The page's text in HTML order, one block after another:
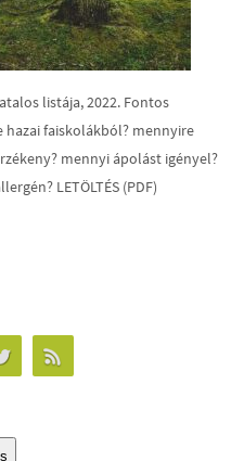
listája, 2022. Fontos
hazai faiskolákból? mennyire
mennyi ápolást igényel?
LETÖLTÉS (PDF)